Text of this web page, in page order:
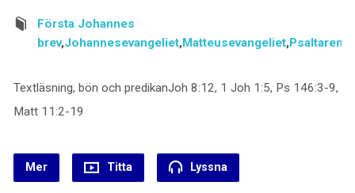
Första Johannes
brev,Johannesevangeliet,Matteusevangeliet,Psaltaren
Textläsning, bön och predikanJoh 8:12, 1 Joh 1:5, Ps 146:3-9,
Matt 11:2-19
Mer Titta Lyssna